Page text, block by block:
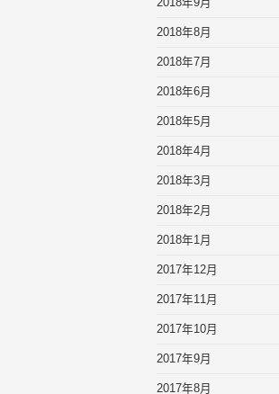
2018年9月
2018年8月
2018年7月
2018年6月
2018年5月
2018年4月
2018年3月
2018年2月
2018年1月
2017年12月
2017年11月
2017年10月
2017年9月
2017年8月